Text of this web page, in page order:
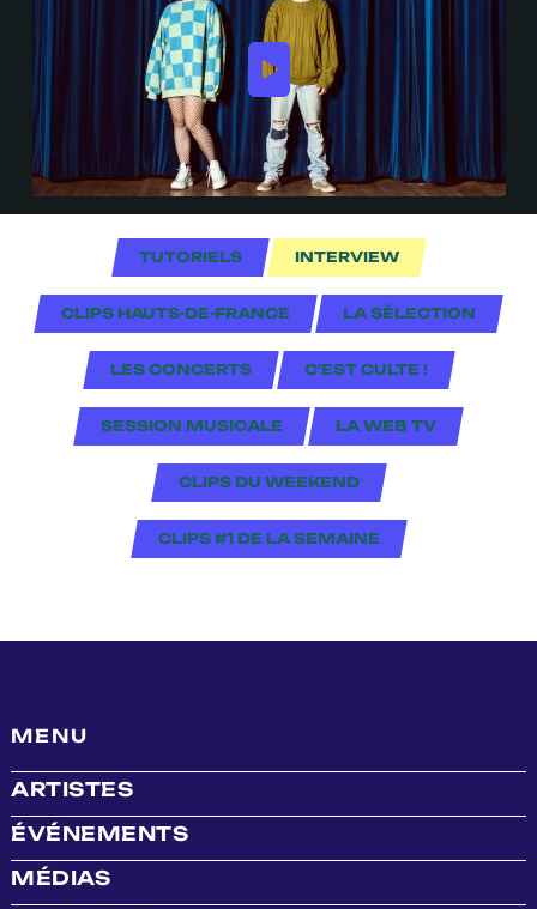
TUTORIELS INTERVIEW
CLIPS HAUTS-DE-FRANCE LA SÉLECTION
LES CONCERTS C'EST CULTE !
SESSION MUSICALE LA WEB TV
CLIPS DU WEEKEND
CLIPS #1 DE LA SEMAINE
MENU
ARTISTES
ÉVÉNEMENTS
MÉDIAS